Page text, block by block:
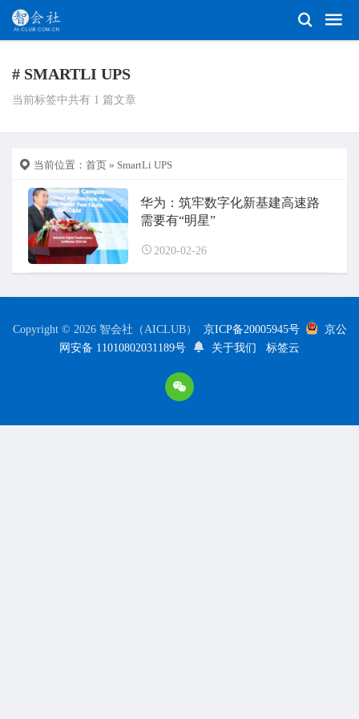
# SMARTLI UPS
当前标签中共有 1 篇文章
当前位置： 首页 » SmartLi UPS
华为：筑牢数字化新基建高速路
需要有“明星”
2020-02-26
Copyright © 2026 智会社（AICLUB） 京ICP备20005945号
京公
网安备 11010802031189号
关于我们 标签云